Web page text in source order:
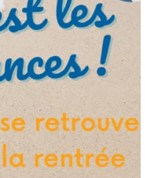
sur Instagram
d’apprentissage 2026
les générations
l'Isep, investissez pour
!
des bachelors, des
technologique et
pro